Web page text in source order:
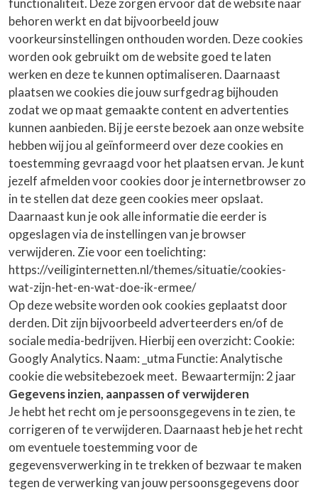
functionaliteit. Deze zorgen ervoor dat de website naar
behoren werkt en dat bijvoorbeeld jouw
voorkeursinstellingen onthouden worden. Deze cookies
worden ook gebruikt om de website goed te laten
werken en deze te kunnen optimaliseren. Daarnaast
plaatsen we cookies die jouw surfgedrag bijhouden
zodat we op maat gemaakte content en advertenties
kunnen aanbieden. Bij je eerste bezoek aan onze website
hebben wij jou al geïnformeerd over deze cookies en
toestemming gevraagd voor het plaatsen ervan. Je kunt
jezelf afmelden voor cookies door je internetbrowser zo
in te stellen dat deze geen cookies meer opslaat.
Daarnaast kun je ook alle informatie die eerder is
opgeslagen via de instellingen van je browser
verwijderen. Zie voor een toelichting:
https://veiliginternetten.nl/themes/situatie/cookies-
wat-zijn-het-en-wat-doe-ik-ermee/
Op deze website worden ook cookies geplaatst door
derden. Dit zijn bijvoorbeeld adverteerders en/of de
sociale media-bedrijven. Hierbij een overzicht: Cookie:
Googly Analytics. Naam: _utma Functie: Analytische
cookie die websitebezoek meet. Bewaartermijn: 2 jaar
Gegevens inzien, aanpassen of verwijderen
Je hebt het recht om je persoonsgegevens in te zien, te
corrigeren of te verwijderen. Daarnaast heb je het recht
om eventuele toestemming voor de
gegevensverwerking in te trekken of bezwaar te maken
tegen de verwerking van jouw persoonsgegevens door